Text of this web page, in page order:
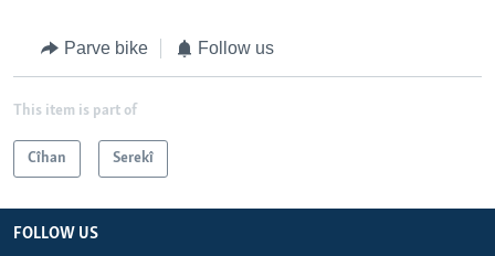
Parve bike Follow us
This item is part of
Cîhan Serekî
FOLLOW US